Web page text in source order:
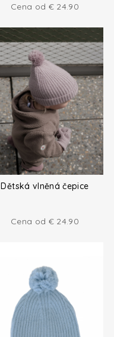
Cena od € 24.90
Dětská vlněná čepice
Cena od € 24.90